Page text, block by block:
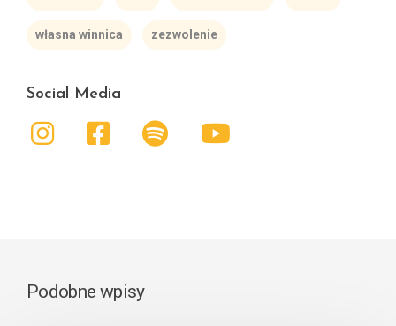
własna winnica zezwolenie
Social Media
Podobne wpisy